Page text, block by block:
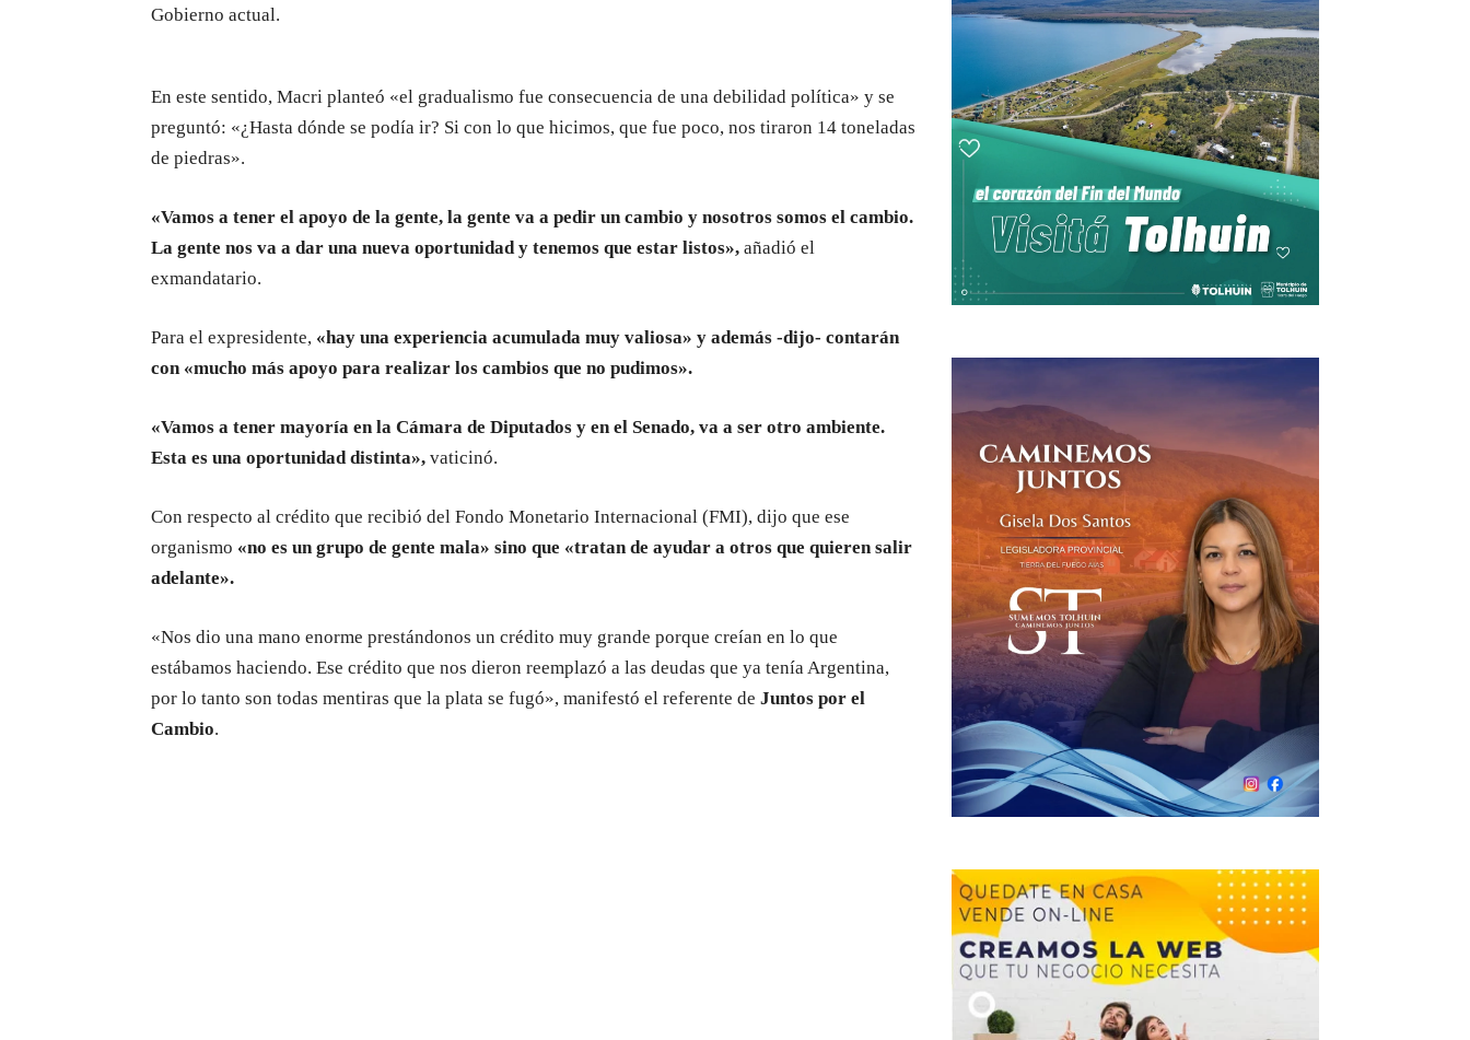
Gobierno actual.
En este sentido, Macri planteó «el gradualismo fue consecuencia de una debilidad política» y se
preguntó: «¿Hasta dónde se podía ir? Si con lo que hicimos, que fue poco, nos tiraron 14 toneladas
de piedras».
«Vamos a tener el apoyo de la gente, la gente va a pedir un cambio y nosotros somos el cambio.
La gente nos va a dar una nueva oportunidad y tenemos que estar listos», añadió el
exmandatario.
Para el expresidente, «hay una experiencia acumulada muy valiosa» y además -dijo- contarán
con «mucho más apoyo para realizar los cambios que no pudimos».
«Vamos a tener mayoría en la Cámara de Diputados y en el Senado, va a ser otro ambiente.
Esta es una oportunidad distinta», vaticinó.
Con respecto al crédito que recibió del Fondo Monetario Internacional (FMI), dijo que ese
organismo «no es un grupo de gente mala» sino que «tratan de ayudar a otros que quieren salir
adelante».
«Nos dio una mano enorme prestándonos un crédito muy grande porque creían en lo que
estábamos haciendo. Ese crédito que nos dieron reemplazó a las deudas que ya tenía Argentina,
por lo tanto son todas mentiras que la plata se fugó», manifestó el referente de Juntos por el
Cambio.